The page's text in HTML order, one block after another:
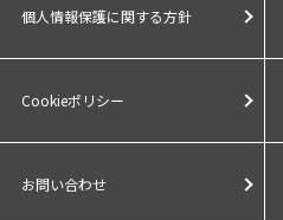
個人情報保護に関する方針
Cookieポリシー
お問い合わせ